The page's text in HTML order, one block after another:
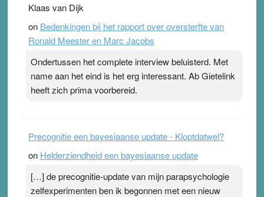
topsporters. Ze hopen ermee hun hartslag te verlagen
terwijl ze meer zuurstof opnemen. Daarop heeft zo’n
pleister geen effect. Maar het gevoel ‘makkelijker te
Pleisterplakkers in de topspsort ›[...]
Klaas van Dijk
on Bedenkingen bij het rapport over oversterfte van
Ronald Meester en Marc Jacobs
Ondertussen het complete interview beluisterd. Met
name aan het eind is het erg interessant. Ab Gietelink
heeft zich prima voorbereid.
Precognitie een bayesiaanse update - Kloptdatwel?
on Helderziendheid een bayesiaanse update
[…] de precognitie-update van mijn parapsychologie
zelfexperimenten ben ik begonnen met een nieuw